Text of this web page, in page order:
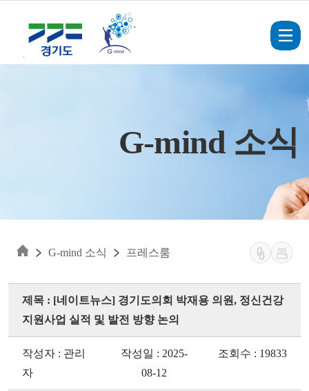
G-mind 소식
G-mind 소식 프레스룸
제목 : [네이트뉴스] 경기도의회 박재용 의원, 정신건강
지원사업 실적 및 발전 방향 논의
작성자 : 관리
자
작성일 : 2025-
08-12
조회수 : 19833